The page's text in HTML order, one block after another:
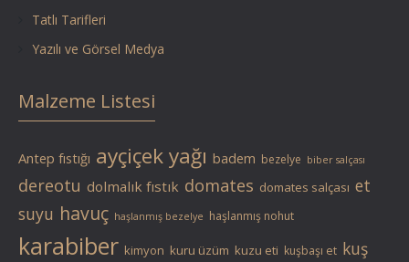
Tatlı Tarifleri
Yazılı ve Görsel Medya
Malzeme Listesi
Antep fıstığı ayçiçek yağı badem bezelye biber salçası
dereotu dolmalık fıstık domates domates salçası et
suyu havuç haşlanmış bezelye haşlanmış nohut
karabiber kimyon kuru üzüm kuzu eti kuşbaşı et kuş